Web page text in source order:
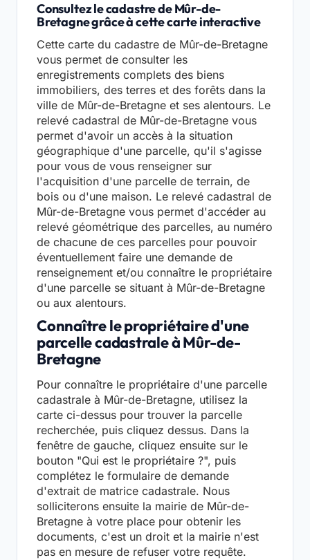
Consultez le cadastre de Mûr-de-
Bretagne grâce à cette carte interactive
Cette carte du cadastre de Mûr-de-Bretagne
vous permet de consulter les
enregistrements complets des biens
immobiliers, des terres et des forêts dans la
ville de Mûr-de-Bretagne et ses alentours. Le
relevé cadastral de Mûr-de-Bretagne vous
permet d'avoir un accès à la situation
géographique d'une parcelle, qu'il s'agisse
pour vous de vous renseigner sur
l'acquisition d'une parcelle de terrain, de
bois ou d'une maison. Le relevé cadastral de
Mûr-de-Bretagne vous permet d'accéder au
relevé géométrique des parcelles, au numéro
de chacune de ces parcelles pour pouvoir
éventuellement faire une demande de
renseignement et/ou connaître le propriétaire
d'une parcelle se situant à Mûr-de-Bretagne
ou aux alentours.
Connaître le propriétaire d'une
parcelle cadastrale à Mûr-de-
Bretagne
Pour connaître le propriétaire d'une parcelle
cadastrale à Mûr-de-Bretagne, utilisez la
carte ci-dessus pour trouver la parcelle
recherchée, puis cliquez dessus. Dans la
fenêtre de gauche, cliquez ensuite sur le
bouton "Qui est le propriétaire ?", puis
complétez le formulaire de demande
d'extrait de matrice cadastrale. Nous
solliciterons ensuite la mairie de Mûr-de-
Bretagne à votre place pour obtenir les
documents, c'est un droit et la mairie n'est
pas en mesure de refuser votre requête.